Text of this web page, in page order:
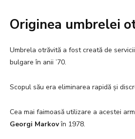
Originea umbrelei
Umbrela otrăvită a fost creată de
bulgare în anii ’70.
Scopul său era eliminarea rapidă și
Cea mai faimoasă utilizare a acestei
Georgi Markovîn 1978.